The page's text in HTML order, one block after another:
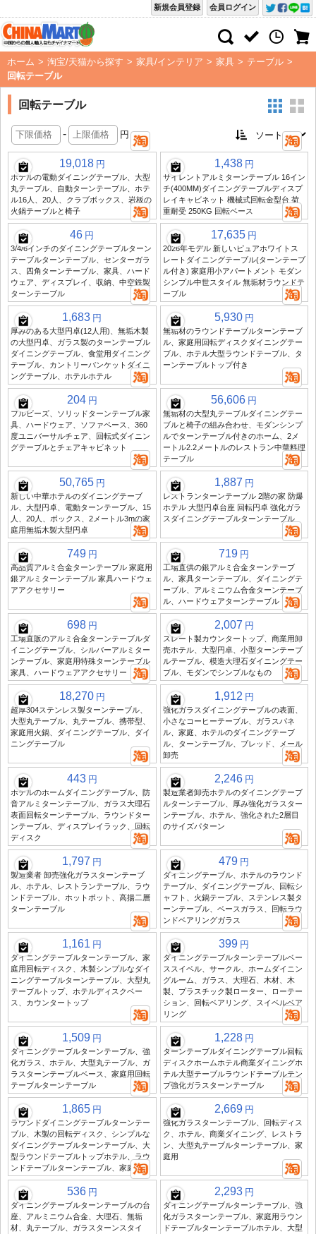
会員ログイン
新規会員登録
ホーム > 淘宝/天猫から探す > 家具/インテリア > 家具 > テーブル >
回転テーブル
回転テーブル
- 円
19,018 円
ホテルの電動ダイニングテーブル、大型
丸テーブル、自動ターンテーブル、ホテ
ル16人、20人、クラブボックス、岩板の
火鍋テーブルと椅子
1,438 円
サイレントアルミターンテーブル 16イン
チ(400MM)ダイニングテーブルディスプ
レイキャビネット 機械式回転金型台 荷
重耐受 250KG 回転ベース
46 円
3/4/6インチのダイニングテーブルターン
テーブルターンテーブル、センターガラ
ス、四角ターンテーブル、家具、ハード
ウェア、ディスプレイ、収納、中空鉄製
ターンテーブル
17,635 円
2026年モデル 新しいピュアホワイトス
レートダイニングテーブル(ターンテーブ
ル付き) 家庭用小アパートメント モダン
シンプル中世スタイル 無垢材ラウンドテ
ーブル
1,683 円
厚みのある大型円卓(12人用)、無垢木製
の大型円卓、ガラス製のターンテーブル
ダイニングテーブル、食堂用ダイニング
テーブル、カントリーバンケットダイニ
ングテーブル、ホテルホテル
5,930 円
無垢材のラウンドテーブルターンテーブ
ル、家庭用回転ディスクダイニングテー
ブル、ホテル大型ラウンドテーブル、タ
ーンテーブルトップ付き
204 円
フルビーズ、ソリッドターンテーブル家
具、ハードウェア、ソファベース、360
度ユニバーサルチェア、回転式ダイニン
グテーブルとチェアキャビネット
56,606 円
無垢材の大型丸テーブルダイニングテー
ブルと椅子の組み合わせ、モダンシンプ
ルでターンテーブル付きのホーム、2メ
ートル2.2メートルのレストラン中華料理
テーブル
50,765 円
新しい中華ホテルのダイニングテーブ
ル、大型円卓、電動ターンテーブル、15
人、20人、ボックス、2メートル3mの家
庭用無垢木製大型円卓
1,887 円
レストランターンテーブル 2階の家 防爆
ホテル 大型円卓台座 回転円卓 強化ガラ
スダイニングテーブルターンテーブル
749 円
高品質アルミ合金ターンテーブル 家庭用
銀アルミターンテーブル 家具ハードウェ
アアクセサリー
719 円
工場直供の銀アルミ合金ターンテーブ
ル、家具ターンテーブル、ダイニングテ
ーブル、アルミニウム合金ターンテーブ
ル、ハードウェアターンテーブル
698 円
工場直販のアルミ合金ターンテーブルダ
イニングテーブル、シルバーアルミター
ンテーブル、家庭用特殊ターンテーブル
家具、ハードウェアアクセサリー
2,007 円
スレート製カウンタートップ、商業用卸
売ホテル、大型円卓、小型ターンテーブ
ルテーブル、模造大理石ダイニングテー
ブル、モダンでシンプルなもの
18,270 円
超厚304ステンレス製ターンテーブル、
大型丸テーブル、丸テーブル、携帯型、
家庭用火鍋、ダイニングテーブル、ダイ
ニングテーブル
1,912 円
強化ガラスダイニングテーブルの表面、
小さなコーヒーテーブル、ガラスパネ
ル、家庭、ホテルのダイニングテーブ
ル、ターンテーブル、ブレッド、メール
卸売
443 円
ホテルのホームダイニングテーブル、防
音アルミターンテーブル、ガラス大理石
表面回転ターンテーブル、ラウンドター
ンテーブル、ディスプレイラック、回転
ディスク
2,246 円
製造業者卸売ホテルのダイニングテーブ
ルターンテーブル、厚み強化ガラスター
ンテーブル、ホテル、強化された2層目
のサイズパターン
1,797 円
製造業者 卸売強化ガラスターンテーブ
ル、ホテル、レストランテーブル、ラウ
ンドテーブル、ホットポット、高揚二層
ターンテーブル
479 円
ダイニングテーブル、ホテルのラウンド
テーブル、ダイニングテーブル、回転シ
ャフト、火鍋テーブル、ステンレス製タ
ーンテーブル、ベースガラス、回転ラウ
ンドベアリングガラス
1,161 円
ダイニングテーブルターンテーブル、家
庭用回転ディスク、木製シンプルなダイ
ニングテーブルターンテーブル、大型丸
テーブルトップ、ホテルディスクベー
ス、カウンタートップ
399 円
ダイニングテーブルターンテーブルベー
ススイベル、サークル、ホームダイニン
グルーム、ガラス、大理石、木材、木
製、プラスチック製ローター、ローテー
ション、回転ベアリング、スイベルベア
リング
1,509 円
ダイニングテーブルターンテーブル、強
化ガラス、ホテル、大型丸テーブル、ガ
ラスターンテーブルベース、家庭用回転
テーブルターンテーブル
1,228 円
ターンテーブルダイニングテーブル回転
ディスクホームホテル商業ダイニングホ
テル大型テーブルラウンドテーブルテン
プ強化ガラスターンテーブル
1,865 円
ラウンドダイニングテーブルターンテー
ブル、木製の回転ディスク、シンプルな
ダイニングテーブルターンテーブル、大
型ラウンドテーブルトップホテル、ラウ
ンドテーブルターンテーブル、家庭用
2,669 円
強化ガラスターンテーブル、回転ディス
ク、ホテル、商業ダイニング、レストラ
ン、大型丸テーブルターンテーブル、家
庭用
536 円
ダイニングテーブルターンテーブルの台
座、アルミニウム合金、大理石、無垢
材、丸テーブル、ガラスターンスタイ
2,293 円
ダイニングテーブルターンテーブル、強
化ガラスターンテーブル、家庭用ラウン
ドテーブルターンテーブルホテル、大型